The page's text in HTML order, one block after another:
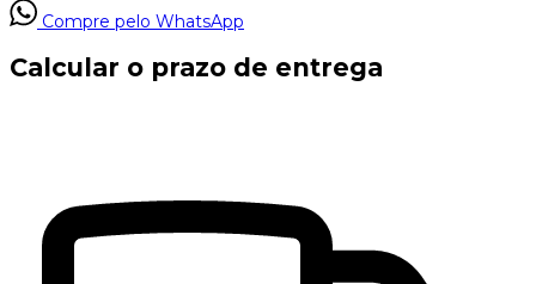
Compre pelo WhatsApp
Calcular o prazo de entrega